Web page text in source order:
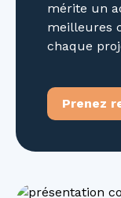
mérite un
meilleures
chaque
Prenez